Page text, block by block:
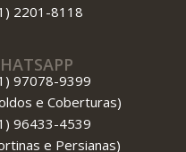
2201-8118
97078-9399
e Coberturas)
96433-4539
e Persianas)